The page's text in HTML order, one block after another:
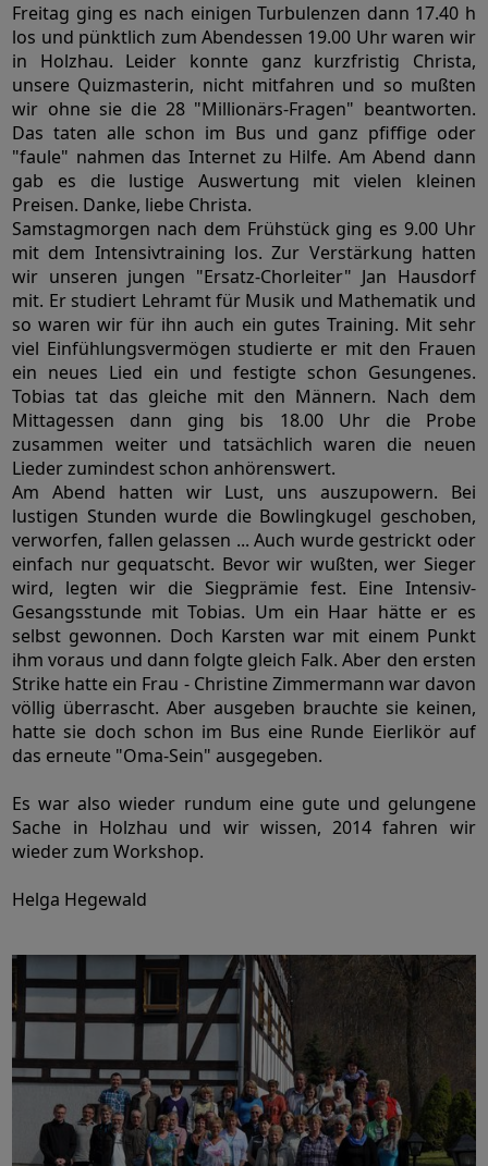
Freitag ging es nach einigen Turbulenzen dann 17.40 h
los und pünktlich zum Abendessen 19.00 Uhr waren wir
in Holzhau. Leider konnte ganz kurzfristig Christa,
unsere Quizmasterin, nicht mitfahren und so mußten
wir ohne sie die 28 "Millionärs-Fragen" beantworten.
Das taten alle schon im Bus und ganz pfiffige oder
"faule" nahmen das Internet zu Hilfe. Am Abend dann
gab es die lustige Auswertung mit vielen kleinen
Preisen. Danke, liebe Christa.
Samstagmorgen nach dem Frühstück ging es 9.00 Uhr
mit dem Intensivtraining los. Zur Verstärkung hatten
wir unseren jungen "Ersatz-Chorleiter" Jan Hausdorf
mit. Er studiert Lehramt für Musik und Mathematik und
so waren wir für ihn auch ein gutes Training. Mit sehr
viel Einfühlungsvermögen studierte er mit den Frauen
ein neues Lied ein und festigte schon Gesungenes.
Tobias tat das gleiche mit den Männern. Nach dem
Mittagessen dann ging bis 18.00 Uhr die Probe
zusammen weiter und tatsächlich waren die neuen
Lieder zumindest schon anhörenswert.
Am Abend hatten wir Lust, uns auszupowern. Bei
lustigen Stunden wurde die Bowlingkugel geschoben,
verworfen, fallen gelassen ... Auch wurde gestrickt oder
einfach nur gequatscht. Bevor wir wußten, wer Sieger
wird, legten wir die Siegprämie fest. Eine Intensiv-
Gesangsstunde mit Tobias. Um ein Haar hätte er es
selbst gewonnen. Doch Karsten war mit einem Punkt
ihm voraus und dann folgte gleich Falk. Aber den ersten
Strike hatte ein Frau - Christine Zimmermann war davon
völlig überrascht. Aber ausgeben brauchte sie keinen,
hatte sie doch schon im Bus eine Runde Eierlikör auf
das erneute "Oma-Sein" ausgegeben.
Es war also wieder rundum eine gute und gelungene
Sache in Holzhau und wir wissen, 2014 fahren wir
wieder zum Workshop.
Helga Hegewald